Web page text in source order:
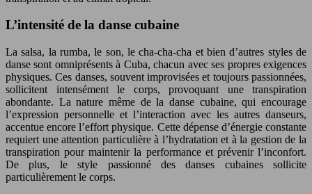
L’intensité de la danse cubaine
La salsa, la rumba, le son, le cha-cha-cha et bien d’autres styles de
danse sont omniprésents à Cuba, chacun avec ses propres exigences
physiques. Ces danses, souvent improvisées et toujours passionnées,
sollicitent intensément le corps, provoquant une transpiration
abondante. La nature même de la danse cubaine, qui encourage
l’expression personnelle et l’interaction avec les autres danseurs,
accentue encore l’effort physique. Cette dépense d’énergie constante
requiert une attention particulière à l’hydratation et à la gestion de la
transpiration pour maintenir la performance et prévenir l’inconfort.
De plus, le style passionné des danses cubaines sollicite
particulièrement le corps.